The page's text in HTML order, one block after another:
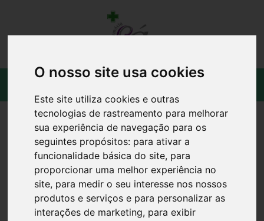
O nosso site usa cookies
Este site utiliza cookies e outras
tecnologias de rastreamento para melhorar
sua experiência de navegação para os
seguintes propósitos: para ativar a
funcionalidade básica do site, para
proporcionar uma melhor experiência no
site, para medir o seu interesse nos nossos
produtos e serviços e para personalizar as
interações de marketing, para exibir